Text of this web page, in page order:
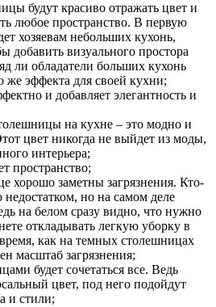
будут красиво отражать цвет и
любое пространство. В первую
хозяевам небольших кухонь,
добавить визуального простора
ли обладатели больших кухонь
же эффекта для своей кухни;
и добавляет элегантность и
на кухне – это модно и
цвет никогда не выйдет из моды,
интерьера;
пространство;
хорошо заметны загрязнения. Кто-
недостатком, но на самом деле
на белом сразу видно, что нужно
откладывать легкую уборку в
как на темных столешницах
масштаб загрязнения;
будет сочетаться все. Ведь
цвет, под него подойдут
и стили;